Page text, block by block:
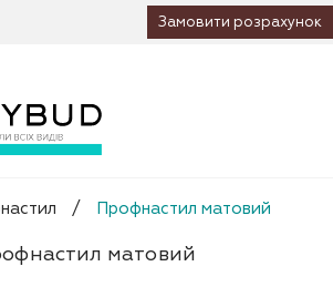
Замовити розрахунок
/ Профнастил матовий
матовий